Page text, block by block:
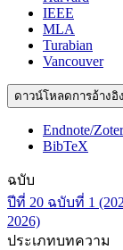
IEEE
MLA
Turabian
Vancouver
ดาวน์โหลดการอ้างอิง
Endnote/
BibTeX
ฉบับ
ปีที่ 20 ฉบับที่ 1
2026)
ประเภทบทความ